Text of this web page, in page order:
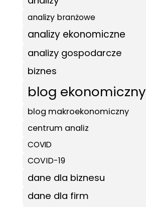
analizy branżowe
analizy ekonomiczne
analizy gospodarcze
biznes
blog ekonomiczny
blog makroekonomiczny
centrum analiz
COVID
COVID-19
dane dla biznesu
dane dla firm